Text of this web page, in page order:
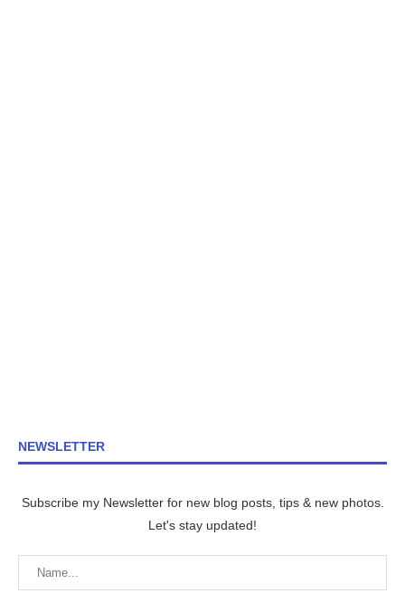
NEWSLETTER
Subscribe my Newsletter for new blog posts, tips & new photos.
Let's stay updated!